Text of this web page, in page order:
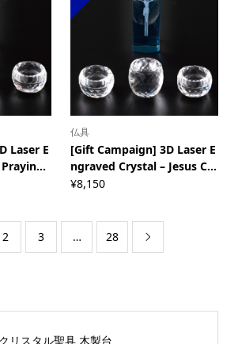
Laser E
仏具
[Gift Campaign] 3D Laser E
ngraved Crystal – Jesus C...
¥8,150
2 3 … 28 
クリスタル聖具 木製台